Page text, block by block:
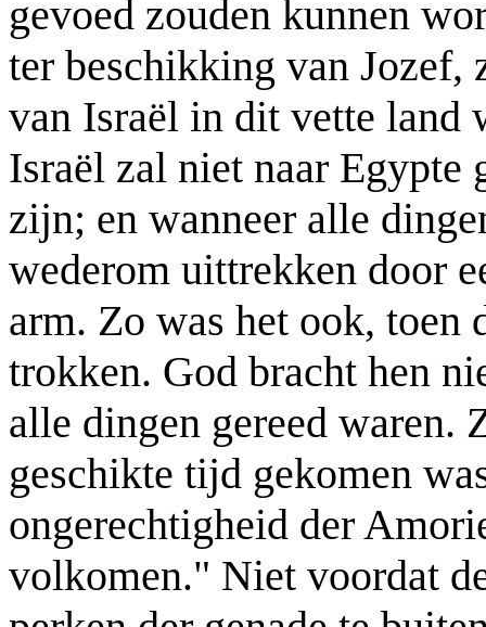
gevoed zouden kunnen
ter beschikking van Jozef,
van Israël in dit vette land
Israël zal niet naar Egypte
zijn; en wanneer alle
wederom uittrekken door
arm. Zo was het ook, toen
trokken. God bracht hen
alle dingen gereed waren.
geschikte tijd gekomen
ongerechtigheid der
volkomen." Niet voordat